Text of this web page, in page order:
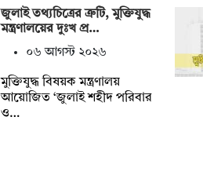
জুলাই তথ্যচিত্রের ত্রুটি, মুক্তিযুদ্ধ
মন্ত্রণালয়ের দুঃখ প্র…
০৬ আগস্ট ২০২৬
মুক্তিযুদ্ধ বিষয়ক মন্ত্রণালয়
আয়োজিত ‘জুলাই শহীদ পরিবার
ও…